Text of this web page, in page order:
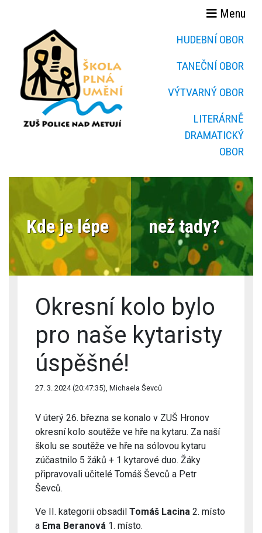
Menu
HUDEBNÍ OBOR
TANEČNÍ OBOR
VÝTVARNÝ OBOR
LITERÁRNĚ
DRAMATICKÝ
OBOR
Kde je lépe než tady?
Okresní kolo bylo
pro naše kytaristy
úspěšné!
27. 3. 2024 (20:47:35), Michaela Ševců
V úterý 26. března se konalo v ZUŠ Hronov
okresní kolo soutěže ve hře na kytaru. Za naší
školu se soutěže ve hře na sólovou kytaru
zúčastnilo 5 žáků + 1 kytarové duo. Žáky
připravovali učitelé Tomáš Ševců a Petr
Ševců.
Ve II. kategorii obsadil Tomáš Lacina 2. místo
a Ema Beranová 1. místo.